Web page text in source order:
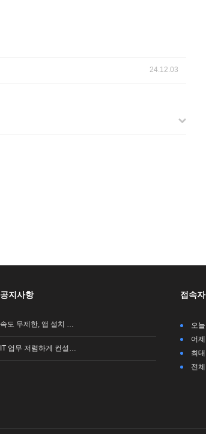
24.12.03
공지사항
속도 무제한, 앱 설치 …
IT 업무 저렴하게 컨설…
접속자
오늘
어제
최대
전체